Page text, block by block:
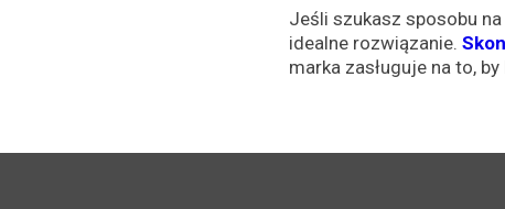
Jeśli szukasz sposobu
idealne rozwiązanie.
marka zasługuje na to,